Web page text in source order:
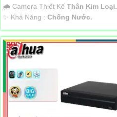
🌧️ Camera Thiết Kế Thân Kim Loại.
️✨ Khả Năng : Chống Nước.